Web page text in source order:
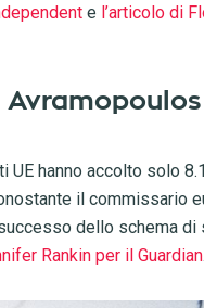
e l’articolo di
UE hanno accolto solo
il commissario
dello schema di
Rankin per il Guardian